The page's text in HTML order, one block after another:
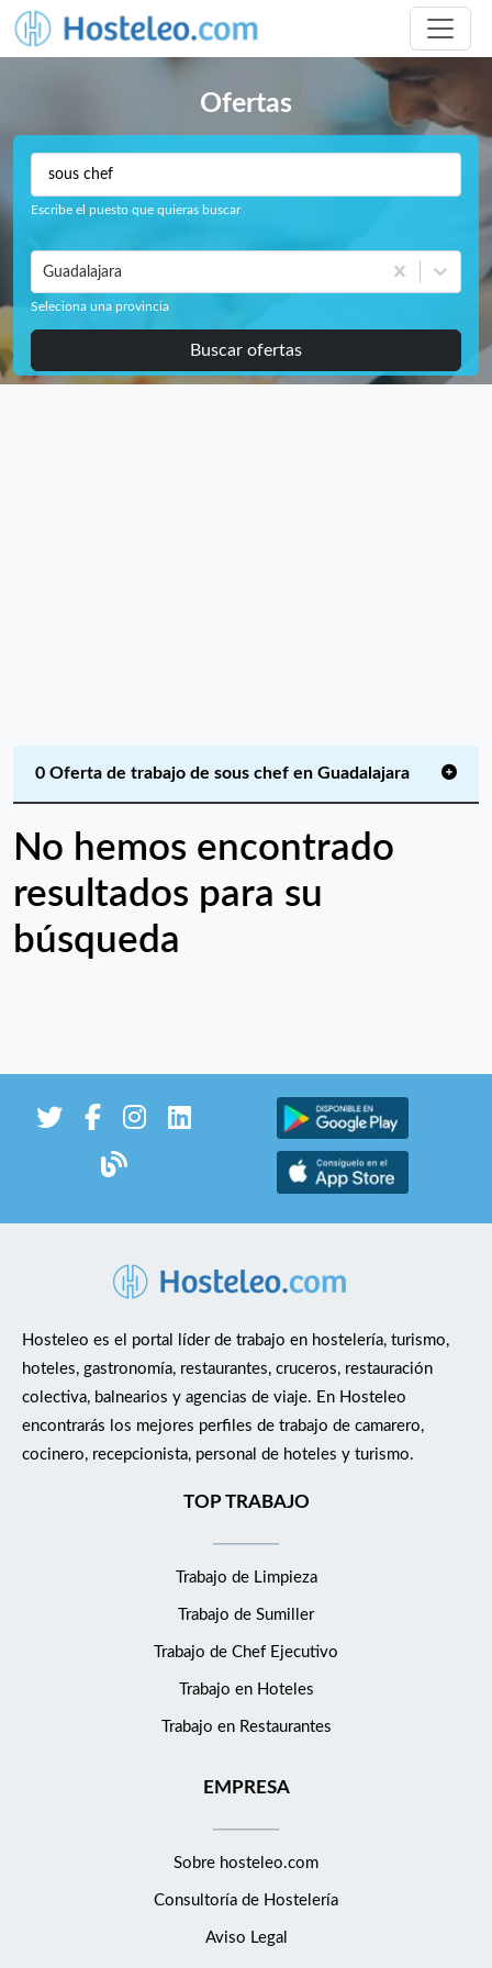
Ofertas
Escribe el puesto que quieras buscar
Guadalajara
Seleciona una provincia
Buscar ofertas
0 Oferta de trabajo de sous chef en Guadalajara
No hemos encontrado
resultados para su
búsqueda
Hosteleo es el portal líder de trabajo en hostelería, turismo,
hoteles, gastronomía, restaurantes, cruceros, restauración
colectiva, balnearios y agencias de viaje. En Hosteleo
encontrarás los mejores perfiles de trabajo de camarero,
cocinero, recepcionista, personal de hoteles y turismo.
TOP TRABAJO
Trabajo de Limpieza
Trabajo de Sumiller
Trabajo de Chef Ejecutivo
Trabajo en Hoteles
Trabajo en Restaurantes
EMPRESA
Sobre hosteleo.com
Consultoría de Hostelería
Aviso Legal